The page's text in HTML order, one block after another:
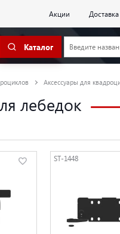
Акции Доставка
Каталог
Аксессуары для
лебедок
ST-1448